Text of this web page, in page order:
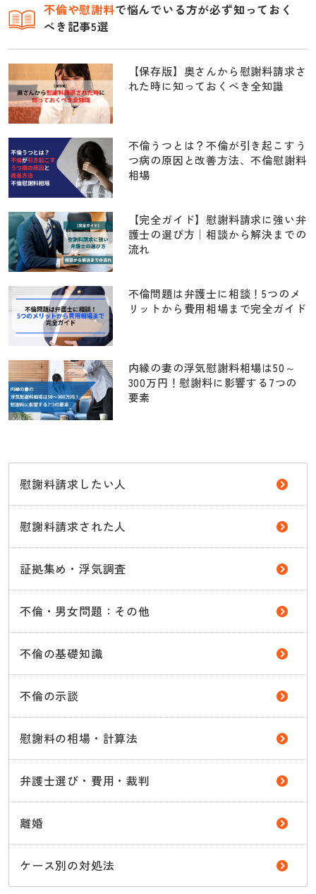
不倫や慰謝料で悩んでいる方が必ず知っておく
べき記事5選
【保存版】奥さんから慰謝料請求さ
れた時に知っておくべき全知識
不倫うつとは？不倫が引き起こすう
つ病の原因と改善方法、不倫慰謝料
相場
【完全ガイド】慰謝料請求に強い弁
護士の選び方｜相談から解決までの
流れ
不倫問題は弁護士に相談！5つのメ
リットから費用相場まで完全ガイド
内縁の妻の浮気慰謝料相場は50～
300万円！慰謝料に影響する7つの
要素
慰謝料請求したい人
慰謝料請求された人
証拠集め・浮気調査
不倫・男女問題：その他
不倫の基礎知識
不倫の示談
慰謝料の相場・計算法
弁護士選び・費用・裁判
離婚
ケース別の対処法